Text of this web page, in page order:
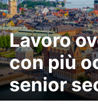
Lavoro
con più
senior